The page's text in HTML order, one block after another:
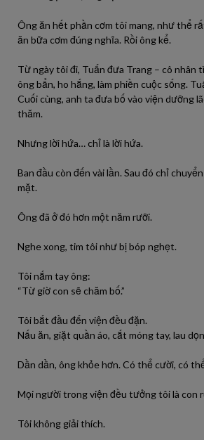
Ông ăn hết phần cơm tôi mang, như thể
ăn bữa cơm đúng nghĩa. Rồi ông kể.
Từ ngày tôi đi, Tuấn đưa Trang – cô nhân
ông bẩn, ho hắng, làm phiền cuộc sống.
Cuối cùng, anh ta đưa bố vào viện dưỡng
thăm.
Nhưng lời hứa… chỉ là lời hứa.
Ban đầu còn đến vài lần. Sau đó chỉ
mặt.
Ông đã ở đó hơn một năm rưỡi.
Nghe xong, tim tôi như bị bóp nghẹt.
Tôi nắm tay ông:
“Từ giờ con sẽ chăm bố.”
Tôi bắt đầu đến viện đều đặn.
Nấu ăn, giặt quần áo, cắt móng tay, lau
Dần dần, ông khỏe hơn. Có thể cười, có
Mọi người trong viện đều tưởng tôi là con
Tôi không giải thích.